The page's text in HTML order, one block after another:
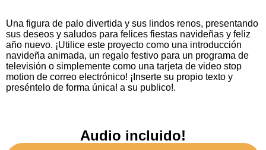
Una figura de palo divertida y sus lindos renos, presentando
sus deseos y saludos para felices fiestas navideñas y feliz
año nuevo. ¡Utilice este proyecto como una introducción
navideña animada, un regalo festivo para un programa de
televisión o simplemente como una tarjeta de video stop
motion de correo electrónico! ¡Inserte su propio texto y
preséntelo de forma única! a su publico!.
Audio incluido!